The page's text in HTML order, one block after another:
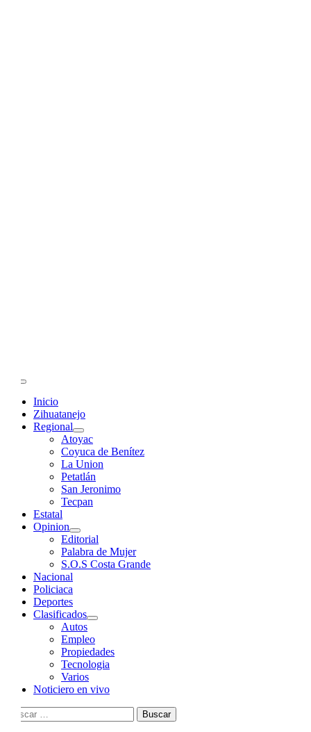
Primary
MenuInicio
Zihuatanejo
Regional
Atoyac
Coyuca de Benítez
La Union
Petatlán
San Jeronimo
Tecpan
Estatal
Opinion
Editorial
Palabra de Mujer
S.O.S Costa Grande
Nacional
Policiaca
Deportes
Clasificados
Autos
Empleo
Propiedades
Tecnologia
Varios
Noticiero en vivo
Buscar: